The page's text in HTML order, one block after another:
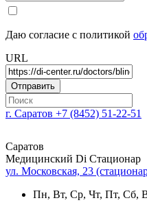
Даю согласие с политикой
URL
г. Саратов +7 (8452) 51-22-51
Саратов
Медицинский Di Стационар
ул. Московская, 23
Пн, Вт, Ср, Чт, Пт, Сб,